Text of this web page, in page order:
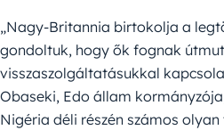
„Nagy-Britannia birtokolja a
gondoltuk, hogy ők fognak
visszaszolgáltatásukkal
Obaseki, Edo állam
Nigéria déli részén számos